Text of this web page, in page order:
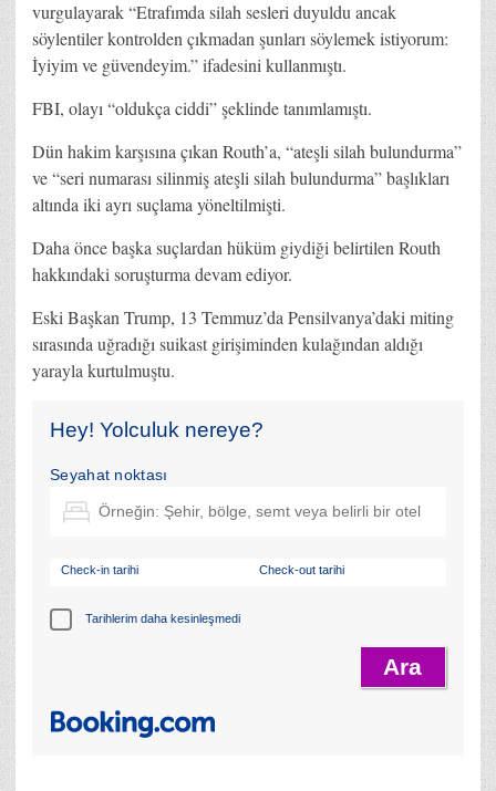
vurgulayarak “Etrafımda silah sesleri duyuldu ancak
söylentiler kontrolden çıkmadan şunları söylemek istiyorum:
İyiyim ve güvendeyim.” ifadesini kullanmıştı.
FBI, olayı “oldukça ciddi” şeklinde tanımlamıştı.
Dün hakim karşısına çıkan Routh’a, “ateşli silah bulundurma”
ve “seri numarası silinmiş ateşli silah bulundurma” başlıkları
altında iki ayrı suçlama yöneltilmişti.
Daha önce başka suçlardan hüküm giydiği belirtilen Routh
hakkındaki soruşturma devam ediyor.
Eski Başkan Trump, 13 Temmuz’da Pensilvanya’daki miting
sırasında uğradığı suikast girişiminden kulağından aldığı
yarayla kurtulmuştu.
Hey! Yolculuk nereye?
Seyahat noktası
Check-in tarihi Check-out tarihi
Tarihlerim daha kesinleşmedi